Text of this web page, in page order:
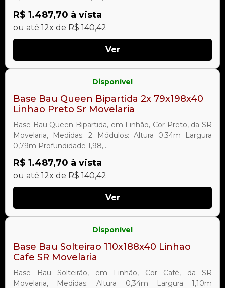
R$ 1.487,70 à vista
ou até 12x de R$ 140,42
Ver
Disponível
Base Bau Queen Bipartida 2x 79x198x40
Linhao Preto Sr Movelaria
Base Bau Queen Bipartida, em Linhão, Cor Preto, da SR
Movelaria, Medidas: 2 Módulos: Altura 0,34m Largura
0,79m Profundidade 1,98,...
R$ 1.487,70 à vista
ou até 12x de R$ 140,42
Ver
Disponível
Base Bau Solteirao 110x188x40 Linhao
Cafe SR Movelaria
Base Bau Solteirão, em Linhão, Cor Café, da SR
Movelaria, Medidas: Altura 0,34m Largura 1,10m